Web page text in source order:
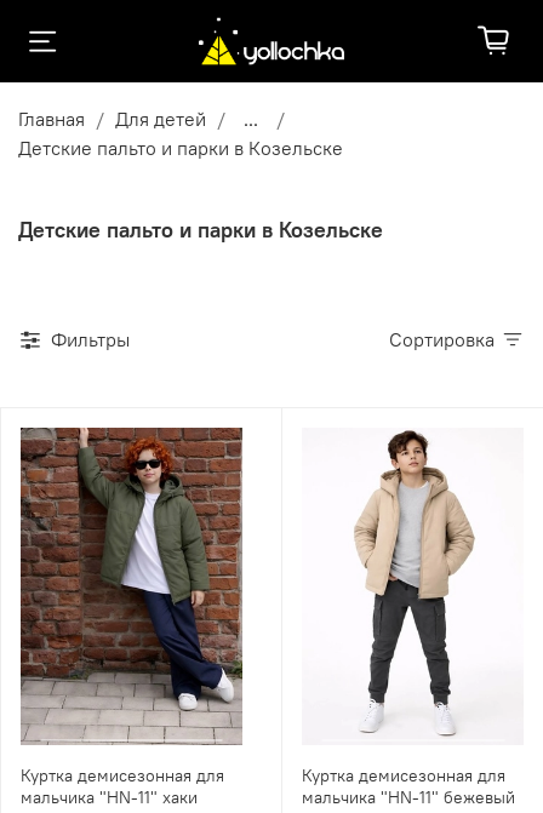
Главная Для детей
...
Детские пальто и парки в Козельске
Детские пальто и парки в Козельске
Фильтры Сортировка
Куртка демисезонная для
мальчика "HN-11" хаки
Куртка демисезонная для
мальчика "HN-11" бежевый